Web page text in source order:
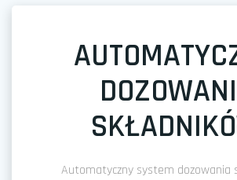
Automatyczny system dozowania